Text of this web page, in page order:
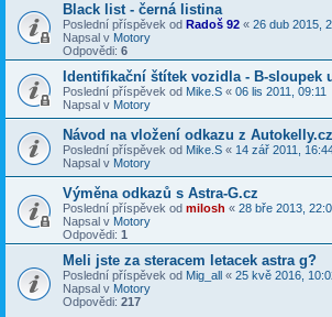
Black list - černá listina
Poslední příspěvek od Radoš 92 « 26 dub 2015,
Napsal v Motory
Odpovědi: 6
Identifikační štítek vozidla - B-sloupek
Poslední příspěvek od Mike.S « 06 lis 2011, 09:11
Napsal v Motory
Návod na vložení odkazu z Autokelly.cz
Poslední příspěvek od Mike.S « 14 zář 2011,
Napsal v Motory
Výměna odkazů s Astra-G.cz
Poslední příspěvek od milosh « 28 bře 2013,
Napsal v Motory
Odpovědi: 1
Meli jste za steracem letacek astra g?
Poslední příspěvek od Mig_all « 25 kvě 2016,
Napsal v Motory
Odpovědi: 217